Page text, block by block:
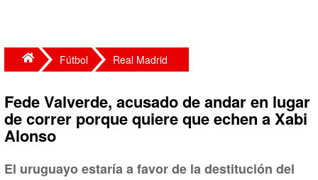
Fútbol Real Madrid
Fede Valverde, acusado de andar en lugar
de correr porque quiere que echen a Xabi
Alonso
El uruguayo estaría a favor de la destitución del